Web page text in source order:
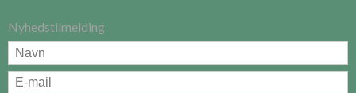
Nyhedstilmelding